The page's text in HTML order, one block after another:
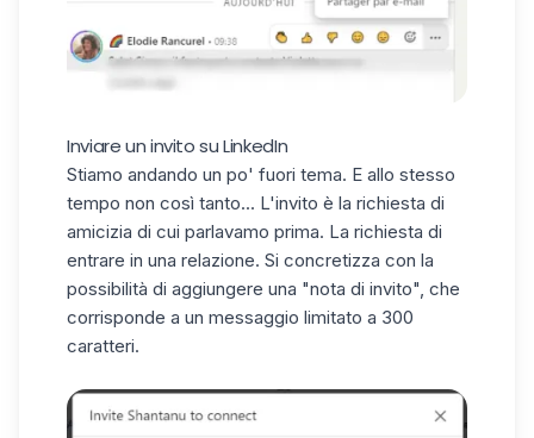
Inviare un invito su LinkedIn
Stiamo andando un po' fuori tema. E allo stesso
tempo non così tanto... L'invito è la richiesta di
amicizia di cui parlavamo prima. La richiesta di
entrare in una relazione. Si concretizza con la
possibilità di aggiungere una "nota di invito", che
corrisponde a un messaggio limitato a 300
caratteri.